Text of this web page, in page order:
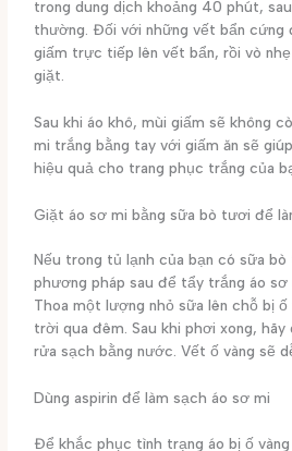
trong dung dịch khoảng 40 phút,
thường. Đối với những vết bẩn cứng
giấm trực tiếp lên vết bẩn, rồi vò
giặt.
Sau khi áo khô, mùi giấm sẽ không
mi trắng bằng tay với giấm ăn sẽ
hiệu quả cho trang phục trắng của
Giặt áo sơ mi bằng sữa bò tươi để
Nếu trong tủ lạnh của bạn có sữa bò
phương pháp sau để tẩy trắng áo
Thoa một lượng nhỏ sữa lên chỗ bị ố
trời qua đêm. Sau khi phơi xong, hãy
rửa sạch bằng nước. Vết ố vàng sẽ
Dùng aspirin để làm sạch áo sơ mi
Để khắc phục tình trạng áo bị ố